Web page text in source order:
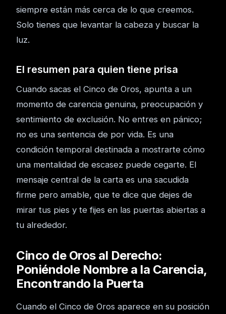
siempre están más cerca de lo que creemos.
Solo tienes que levantar la cabeza y buscar la
luz.
El resumen para quien tiene prisa
Cuando sacas el Cinco de Oros, apunta a un
momento de carencia genuina, preocupación y
sentimiento de exclusión. No entres en pánico;
no es una sentencia de por vida. Es una
condición temporal destinada a mostrarte cómo
una mentalidad de escasez puede cegarte. El
mensaje central de la carta es una sacudida
firme pero amable, que te dice que dejes de
mirar tus pies y te fijes en las puertas abiertas a
tu alrededor.
Cinco de Oros al Derecho:
Poniéndole Nombre a la Carencia,
Encontrando la Puerta
Cuando el Cinco de Oros aparece en su posición